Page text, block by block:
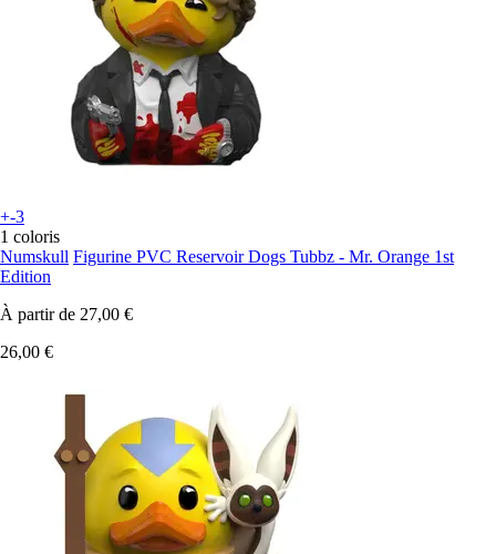
+-3
1 coloris
Numskull Figurine PVC Reservoir Dogs Tubbz - Mr. Orange 1st
Edition
À partir de 27,00 €
26,00 €